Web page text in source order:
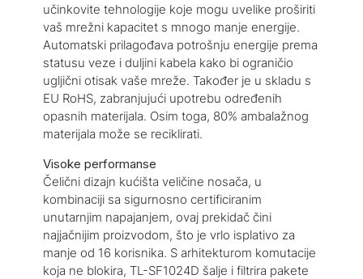
učinkovite tehnologije koje mogu uvelike proširiti
vaš mrežni kapacitet s mnogo manje energije.
Automatski prilagođava potrošnju energije prema
statusu veze i duljini kabela kako bi ograničio
ugljični otisak vaše mreže. Također je u skladu s
EU RoHS, zabranjujući upotrebu određenih
opasnih materijala. Osim toga, 80% ambalažnog
materijala može se reciklirati.
Visoke performanse
Čelični dizajn kućišta veličine nosača, u
kombinaciji sa sigurnosno certificiranim
unutarnjim napajanjem, ovaj prekidač čini
najjačnijim proizvodom, što je vrlo isplativo za
manje od 16 korisnika. S arhitekturom komutacije
koja ne blokira, TL-SF1024D šalje i filtrira pakete